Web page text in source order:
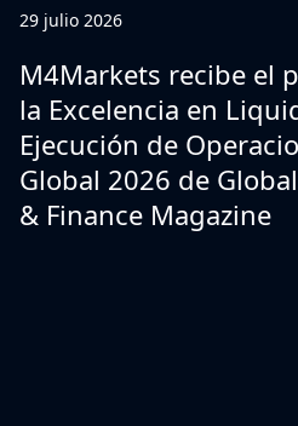
29 julio 2026
M4Markets recibe el
la Excelencia en
Ejecución de
Global 2026 de
& Finance Magazine